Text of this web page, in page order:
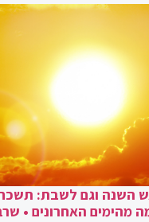
השנה וגם לשבת:
מהימים האחרונים •